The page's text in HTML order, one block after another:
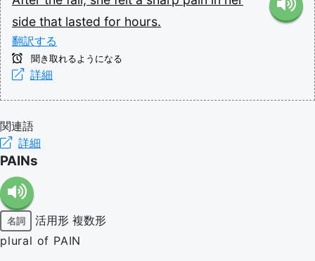
side that lasted for hours.
翻訳する
聞き取れるようになる
詳細
関連語
詳細
PAINs
名詞 活用形 複数形
plural of PAIN